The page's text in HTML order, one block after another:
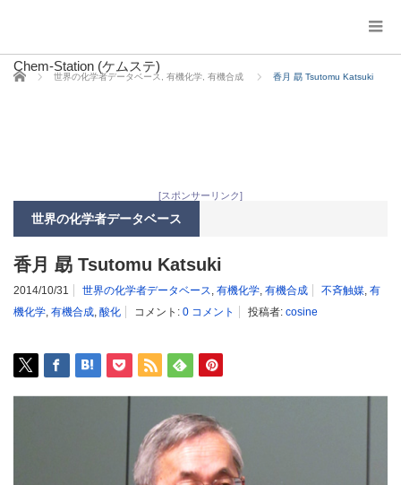
Chem-Station (ケムステ)
ホーム 世界の化学者データベース 有機化学 有機合成 香月 勗 Tsutomu Katsuki
[スポンサーリンク]
世界の化学者データベース
香月 勗 Tsutomu Katsuki
2014/10/31 世界の化学者データベース, 有機化学, 有機合成 不斉触媒, 有
機化学, 有機合成, 酸化 コメント: 0 コメント 投稿者: cosine